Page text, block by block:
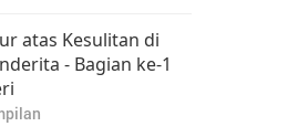
atas Kesulitan di
- Bagian ke-1